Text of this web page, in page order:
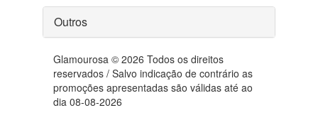
Outros
Glamourosa © 2026 Todos os direitos
reservados / Salvo indicação de contrário as
promoções apresentadas são válidas até ao
dia 08-08-2026